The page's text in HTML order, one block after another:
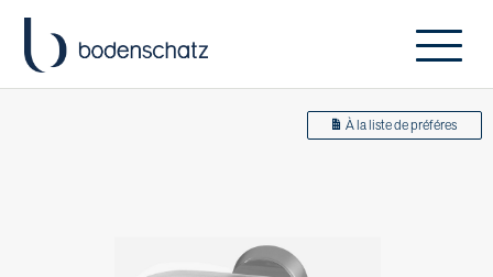
À la liste de préféres